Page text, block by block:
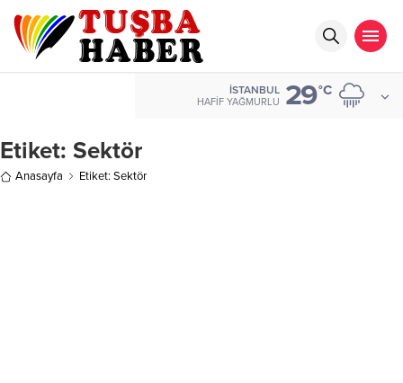
İSTANBUL
HAFIF YAĞMURLU 29°C
Etiket: Sektör
Anasayfa Etiket: Sektör